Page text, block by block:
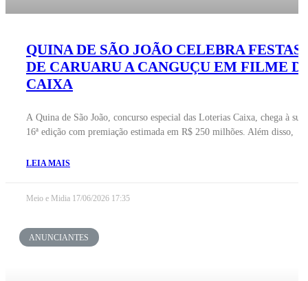
QUINA DE SÃO JOÃO CELEBRA FESTAS
DE CARUARU A CANGUÇU EM FILME
CAIXA
A Quina de São João, concurso especial das Loterias Caixa, chega à sua
16ª edição com premiação estimada em R$ 250 milhões. Além disso,
LEIA MAIS
Meio e Midia 17/06/2026 17:35
ANUNCIANTES